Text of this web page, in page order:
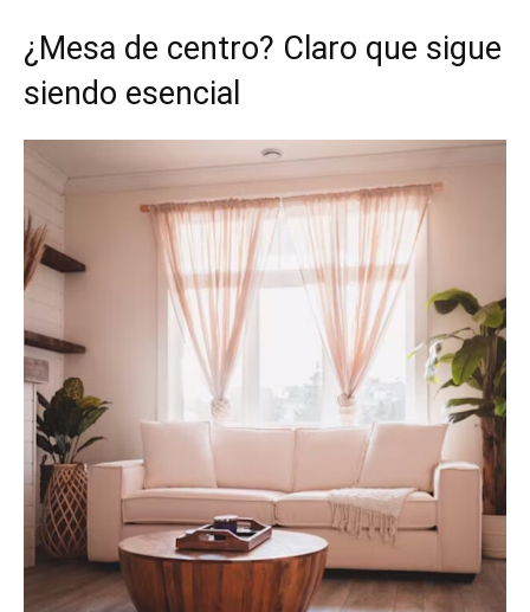
¿Mesa de centro? Claro que sigue
siendo esencial